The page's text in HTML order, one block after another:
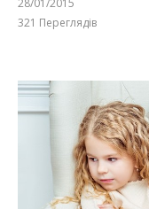
28/01/2015
321 Переглядів